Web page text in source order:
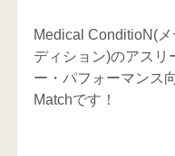
Medical ConditioN(
ディション)のアスリ
ー・パフォーマンス
Matchです！